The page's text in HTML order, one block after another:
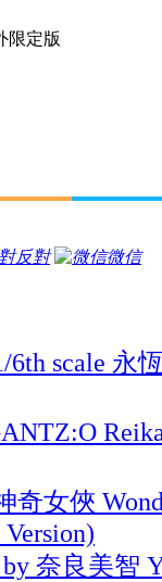
限定版
反對 微信
6th scale 永
奇女俠
奈良美智